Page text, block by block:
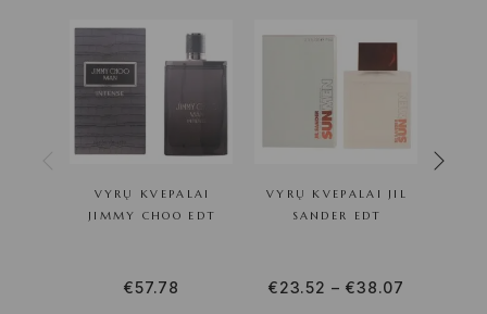
VYRŲ KVEPALAI
JIMMY CHOO EDT
€57.78
VYRŲ KVEPALAI JIL
SANDER EDT
€23.52 – €38.07